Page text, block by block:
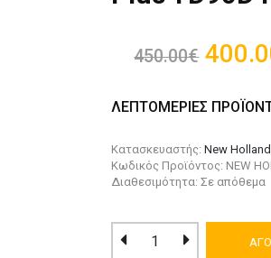
450.00€
ΛΕΠΤΟΜΕΡΙΕΣ
Κατασκευαστής:New Holland
Κωδικός Προϊόντος: NEW
Διαθεσιμότητα: Σε απόθεμα